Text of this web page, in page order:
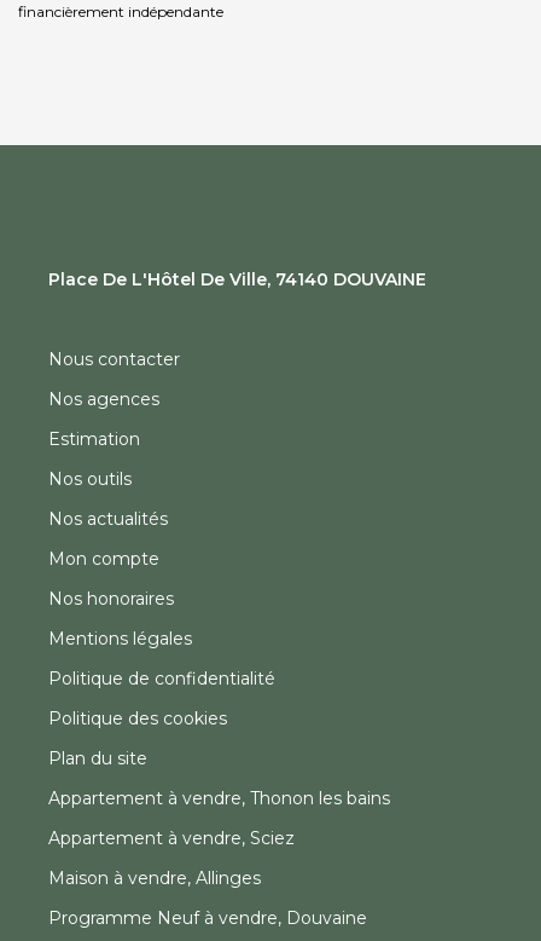
financièrement indépendante
Place De L'Hôtel De Ville, 74140 DOUVAINE
Nous contacter
Nos agences
Estimation
Nos outils
Nos actualités
Mon compte
Nos honoraires
Mentions légales
Politique de confidentialité
Politique des cookies
Plan du site
Appartement à vendre, Thonon les bains
Appartement à vendre, Sciez
Maison à vendre, Allinges
Programme Neuf à vendre, Douvaine